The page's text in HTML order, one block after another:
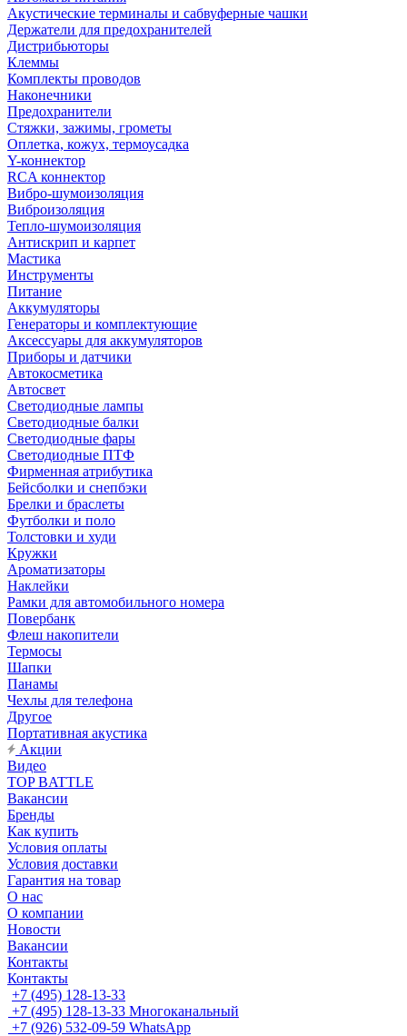
Акустические терминалы и сабвуферные чашки
Держатели для предохранителей
Дистрибьюторы
Клеммы
Комплекты проводов
Наконечники
Предохранители
Стяжки, зажимы, грометы
Оплетка, кожух, термоусадка
Y-коннектор
RCA коннектор
Вибро-шумоизоляция
Виброизоляция
Тепло-шумоизоляция
Антискрип и карпет
Мастика
Инструменты
Питание
Аккумуляторы
Генераторы и комплектующие
Аксессуары для аккумуляторов
Приборы и датчики
Автокосметика
Автосвет
Светодиодные лампы
Светодиодные балки
Светодиодные фары
Светодиодные ПТФ
Фирменная атрибутика
Бейсболки и снепбэки
Брелки и браслеты
Футболки и поло
Толстовки и худи
Кружки
Ароматизаторы
Наклейки
Рамки для автомобильного номера
Повербанк
Флеш накопители
Термосы
Шапки
Панамы
Чехлы для телефона
Другое
Портативная акустика
Акции
Видео
TOP BATTLE
Вакансии
Бренды
Как купить
Условия оплаты
Условия доставки
Гарантия на товар
О нас
О компании
Новости
Вакансии
Контакты
Контакты
+7 (495) 128-13-33
+7 (495) 128-13-33 Многоканальный
+7 (926) 532-09-59 WhatsApp